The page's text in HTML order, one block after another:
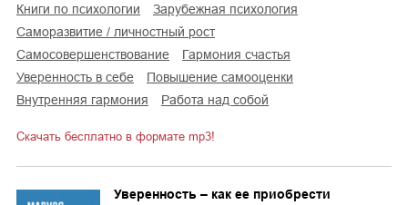
книги по психологии
зарубежная психология
саморазвитие / личностный рост
самосовершенствование
гармония счастья
уверенность в себе
повышение самооценки
внутренняя гармония
работа над собой
Скачать бесплатно в формате mp3!
Уверенность – как ее приобрести